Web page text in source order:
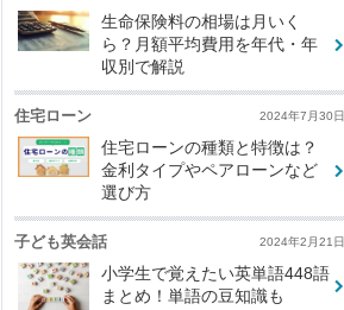
生命保険料の相場は月いく
ら？月額平均費用を年代・年
収別で解説
住宅ローン 2024年7月30日
住宅ローンの種類と特徴は？
金利タイプやペアローンなど
選び方
子ども英会話 2024年2月21日
小学生で覚えたい英単語448語
まとめ！単語の豆知識も